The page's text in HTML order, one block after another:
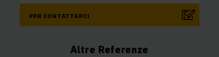
PER CONTATTARCI
Altre Referenze